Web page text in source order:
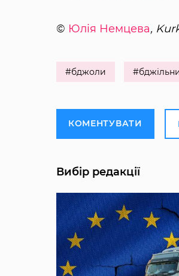
© Юлія Немцева,
#бджоли
КОМЕНТУВАТИ
Вибір редакції